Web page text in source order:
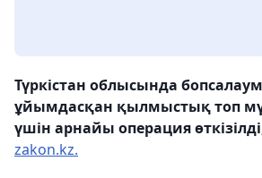
Түркістан облысында
ұйымдасқан қылмыстық топ
үшін арнайы операция
zakon.kz.